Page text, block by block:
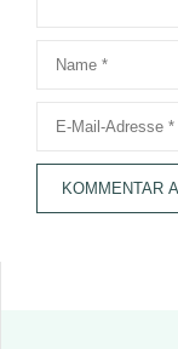
Name
Adresse